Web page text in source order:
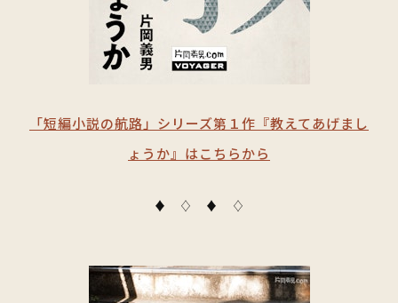
「短編小説の航路」シリーズ第１作『教えてあげまし
ょうか』はこちらから
♦ ♢ ♦ ♢